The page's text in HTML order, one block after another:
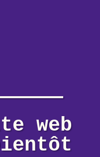
web